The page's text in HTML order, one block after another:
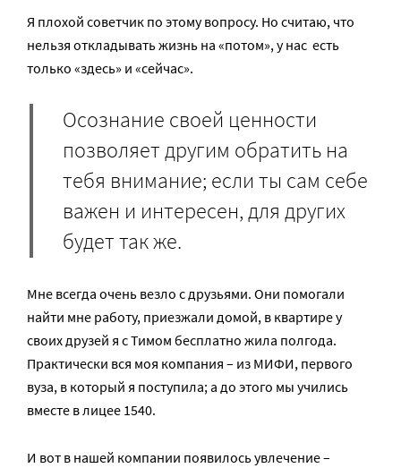
Я плохой советчик по этому вопросу. Но считаю, что
нельзя откладывать жизнь на «потом», у нас есть
только «здесь» и «сейчас».
Осознание своей ценности
позволяет другим обратить на
тебя внимание; если ты сам себе
важен и интересен, для других
будет так же.
Мне всегда очень везло с друзьями. Они помогали
найти мне работу, приезжали домой, в квартире у
своих друзей я с Тимом бесплатно жила полгода.
Практически вся моя компания – из МИФИ, первого
вуза, в который я поступила; а до этого мы учились
вместе в лицее 1540.
И вот в нашей компании появилось увлечение –